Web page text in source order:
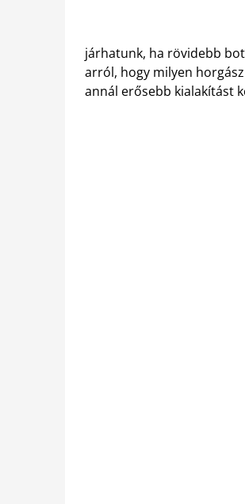
járhatunk, ha rövidebb
arról, hogy milyen
annál erősebb kialakítást